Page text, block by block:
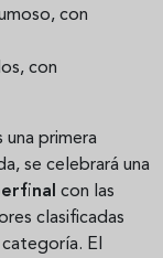
con
con
una primera
se celebrará una
con las
clasificadas
El